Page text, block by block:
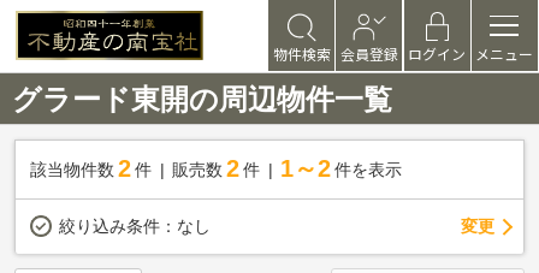
物件検索 会員登録 ログイン メニュー
グラード東開の周辺物件一覧
該当物件数 2件 販売数 2 件 1～2 件を表示
絞り込み条件： なし 変更